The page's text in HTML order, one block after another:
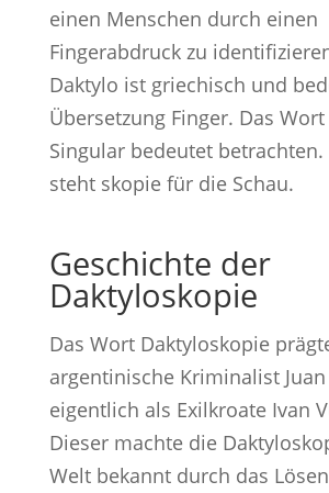
einen Menschen durch einen
Fingerabdruck zu
Daktylo ist griechisch und
Übersetzung Finger. Das
Singular bedeutet betrachten.
steht skopie für die Schau.
Geschichte der
Daktyloskopie
Das Wort Daktyloskopie
argentinische Kriminalist
eigentlich als Exilkroate Ivan
Dieser machte die
Welt bekannt durch das